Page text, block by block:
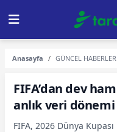
Anasayfa GÜNCEL HABERLER
FIFA’dan dev
anlık veri dönemi
FIFA, 2026 Dünya